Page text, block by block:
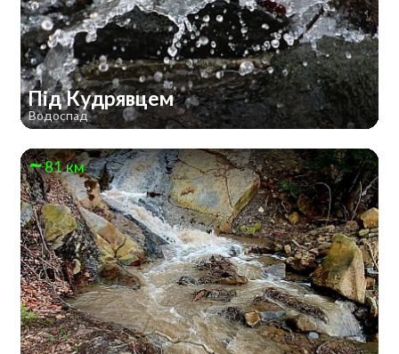
Під Кудрявцем
Водоспад
81 км